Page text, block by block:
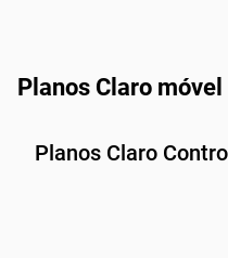
Planos Claro
Planos Claro